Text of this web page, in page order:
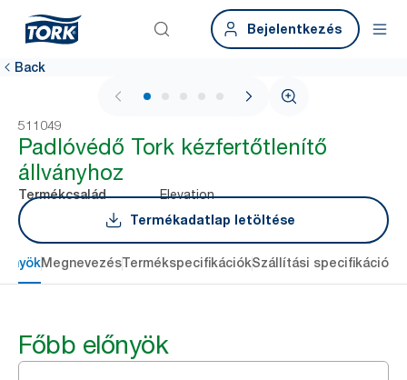
Bejelentkezés
Back
1 / 5
511049
Padlóvédő Tork kézfertőtlenítő
állványhoz
Termékcsalád
Elevation
Termékadatlap letöltése
MegnevezésTermékspecifikációkSzállítási specifikációk
Főbb előnyök